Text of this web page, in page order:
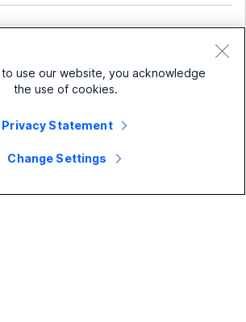
Webex-app
Møter
Calling
Hodesett
use our website, you acknowledge
the use of cookies.
Privacy Statement
Change Settings